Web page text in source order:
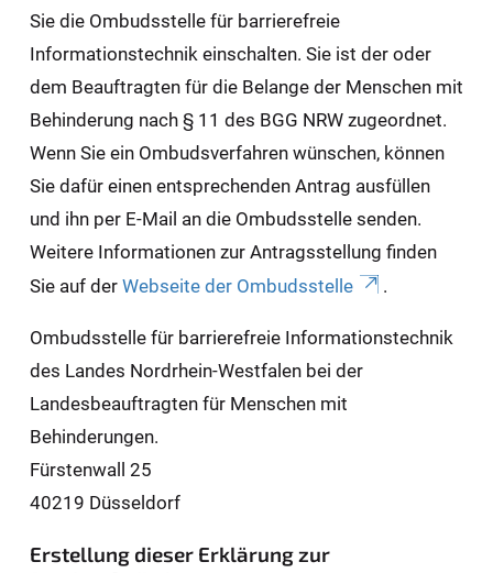
Sie die Ombudsstelle für barrierefreie
Informationstechnik einschalten. Sie ist der oder
dem Beauftragten für die Belange der Menschen mit
Behinderung nach § 11 des BGG NRW zugeordnet.
Wenn Sie ein Ombudsverfahren wünschen, können
Sie dafür einen entsprechenden Antrag ausfüllen
und ihn per E-Mail an die Ombudsstelle senden.
Weitere Informationen zur Antragsstellung finden
Sie auf der Webseite der Ombudsstelle .
Ombudsstelle für barrierefreie Informationstechnik
des Landes Nordrhein-Westfalen bei der
Landesbeauftragten für Men­schen mit
Behinderungen.
Fürstenwall 25
40219 Düsseldorf
Erstellung dieser Erklärung zur